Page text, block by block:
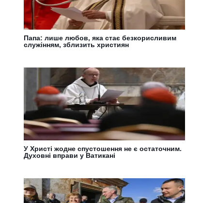
Папа: лише любов, яка стає безкорисливим
служінням, зблизить християн
У Христі жодне спустошення не є остаточним.
Духовні вправи у Ватикані